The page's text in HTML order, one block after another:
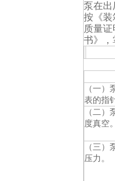
泵在出
按《装
质量
书》，
（一）
表的指
（二）
度真空
（三）
压力。